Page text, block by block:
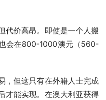
代价高昂。即使是一个人搬
会在800-1000澳元（560-
，但这只有在外籍人士完成
才能实现。在澳大利亚获得